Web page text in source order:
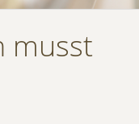
musst